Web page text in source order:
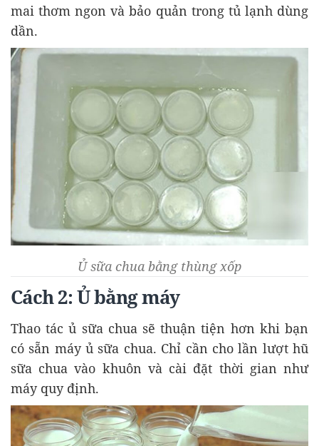
mai thơm ngon và bảo quản trong tủ lạnh dùng
dần.
Ủ sữa chua bằng thùng xốp
Cách 2: Ủ bằng máy
Thao tác ủ sữa chua sẽ thuận tiện hơn khi bạn
có sẵn máy ủ sữa chua. Chỉ cần cho lần lượt hũ
sữa chua vào khuôn và cài đặt thời gian như
máy quy định.